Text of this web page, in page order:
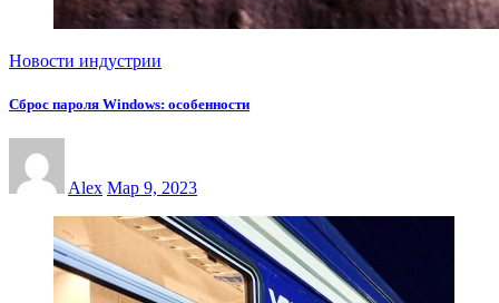
Новости индустрии
Сброс пароля Windows: особенности
Alex Мар 9, 2023